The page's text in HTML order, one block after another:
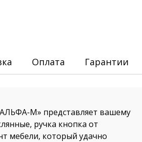
Оплата Гарантии
М» представляет вашему
ручка кнопка от
мебели, который удачно